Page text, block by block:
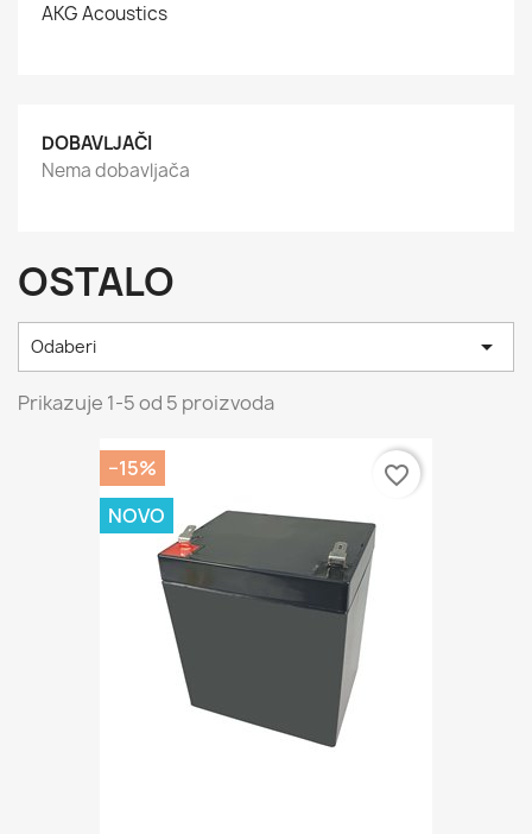
AKG Acoustics
DOBAVLJAČI
Nema dobavljača
OSTALO
Odaberi 
Prikazuje 1-5 od 5 proizvoda
−15%
NOVO
favorite_border